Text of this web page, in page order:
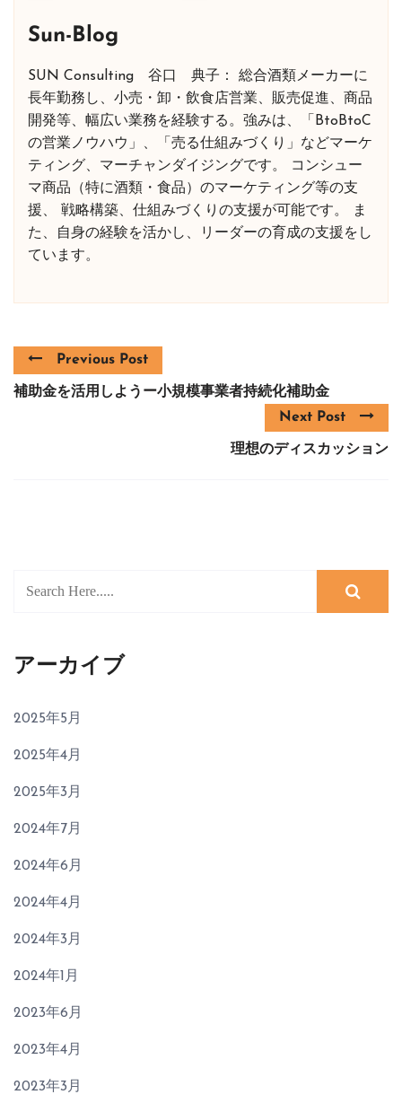
Sun-Blog
SUN Consulting 谷口 典子： 総合酒類メーカーに
長年勤務し、小売・卸・飲食店営業、販売促進、商品
開発等、幅広い業務を経験する。強みは、「BtoBtoC
の営業ノウハウ」、「売る仕組みづくり」などマーケ
ティング、マーチャンダイジングです。 コンシュー
マ商品（特に酒類・食品）のマーケティング等の支
援、 戦略構築、仕組みづくりの支援が可能です。 ま
た、自身の経験を活かし、リーダーの育成の支援をし
ています。
Previous Post
補助金を活用しようー小規模事業者持続化補助金
Next Post
理想のディスカッション
アーカイブ
2025年5月
2025年4月
2025年3月
2024年7月
2024年6月
2024年4月
2024年3月
2024年1月
2023年6月
2023年4月
2023年3月